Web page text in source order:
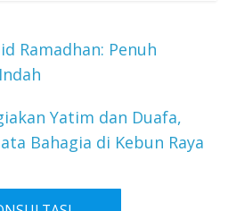
Ramadhan: Penuh
Yatim dan Duafa,
Bahagia di Kebun Raya